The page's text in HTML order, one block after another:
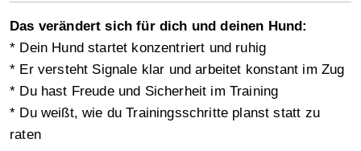
Das verändert sich für dich und deinen Hund:
* Dein Hund startet konzentriert und ruhig
* Er versteht Signale klar und arbeitet konstant im Zug
* Du hast Freude und Sicherheit im Training
* Du weißt, wie du Trainingsschritte planst statt zu
raten